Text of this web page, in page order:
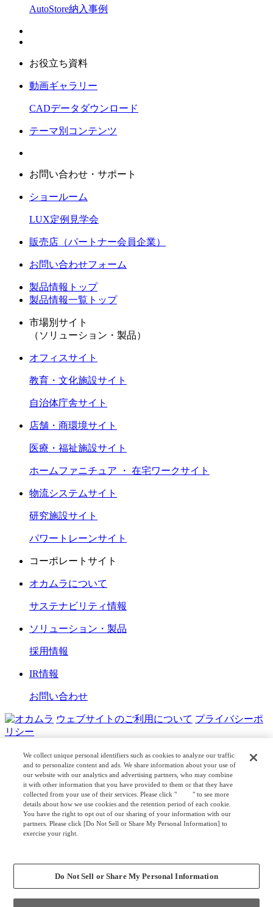
AutoStore納入事例
お役立ち資料
動画ギャラリー
CADデータダウンロード
テーマ別コンテンツ
お問い合わせ・サポート
ショールーム
LUX定例見学会
販売店（パートナー会員企業）
お問い合わせフォーム
製品情報トップ
製品情報一覧トップ
市場別サイト
（ソリューション・製品）
オフィスサイト
教育・文化施設サイト
自治体庁舎サイト
店舗・商環境サイト
医療・福祉施設サイト
ホームファニチュア ・ 在宅ワークサイト
物流システムサイト
研究施設サイト
パワートレーンサイト
コーポレートサイト
オカムラについて
サステナビリティ情報
ソリューション・製品
採用情報
IR情報
お問い合わせ
ウェブサイトのご利用について プライバシーポ
リシー
COPYRIGHT © OKAMURA CORPORATION. ALL RIGHTS
RESERVED.
日本公式 企業広報
We collect unique personal identifiers such as cookies to analyze our traffic
and to personalize content and ads. We share information about your use of
our website with our analytics and advertising partners, who may combine
it with other information that you have provided to them or that they have
collected from your use of their services. Please click "
here" to see more
details about how we use cookies and the retention period of each cookie.
You have the right to opt out of our sharing of your information with our
partners. Please click [Do Not Sell or Share My Personal Information] to
exercise your right.
Do Not Sell or Share My Personal Information